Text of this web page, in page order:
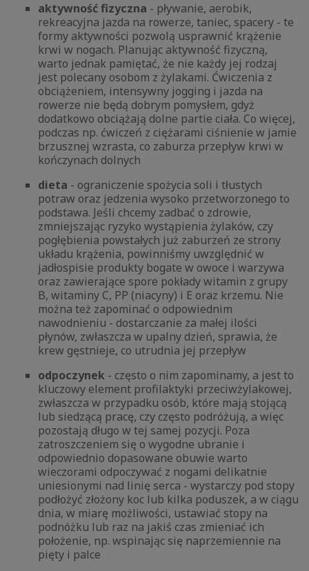
aktywność fizyczna - pływanie, aerobik,
rekreacyjna jazda na rowerze, taniec, spacery - te
formy aktywności pozwolą usprawnić krążenie
krwi w nogach. Planując aktywność fizyczną,
warto jednak pamiętać, że nie każdy jej rodzaj
jest polecany osobom z żylakami. Ćwiczenia z
obciążeniem, intensywny jogging i jazda na
rowerze nie będą dobrym pomysłem, gdyż
dodatkowo obciążają dolne partie ciała. Co więcej,
podczas np. ćwiczeń z ciężarami ciśnienie w jamie
brzusznej wzrasta, co zaburza przepływ krwi w
kończynach dolnych
dieta - ograniczenie spożycia soli i tłustych
potraw oraz jedzenia wysoko przetworzonego to
podstawa. Jeśli chcemy zadbać o zdrowie,
zmniejszając ryzyko wystąpienia żylaków, czy
pogłębienia powstałych już zaburzeń ze strony
układu krążenia, powinniśmy uwzględnić w
jadłospisie produkty bogate w owoce i warzywa
oraz zawierające spore pokłady witamin z grupy
B, witaminy C, PP (niacyny) i E oraz krzemu. Nie
można też zapominać o odpowiednim
nawodnieniu - dostarczanie za małej ilości
płynów, zwłaszcza w upalny dzień, sprawia, że
krew gęstnieje, co utrudnia jej przepływ
odpoczynek - często o nim zapominamy, a jest to
kluczowy element profilaktyki przeciwżylakowej,
zwłaszcza w przypadku osób, które mają stojącą
lub siedzącą pracę, czy często podróżują, a więc
pozostają długo w tej samej pozycji. Poza
zatroszczeniem się o wygodne ubranie i
odpowiednio dopasowane obuwie warto
wieczorami odpoczywać z nogami delikatnie
uniesionymi nad linię serca - wystarczy pod stopy
podłożyć złożony koc lub kilka poduszek, a w ciągu
dnia, w miarę możliwości, ustawiać stopy na
podnóżku lub raz na jakiś czas zmieniać ich
położenie, np. wspinając się naprzemiennie na
pięty i palce